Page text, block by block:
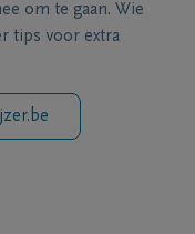
om te gaan. Wie
tips voor extra